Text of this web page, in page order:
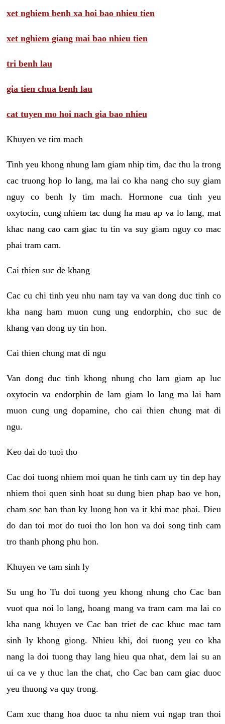
xet nghiem benh xa hoi bao nhieu tien
xet nghiem giang mai bao nhieu tien
tri benh lau
gia tien chua benh lau
cat tuyen mo hoi nach gia bao nhieu
Khuyen ve tim mach
Tinh yeu khong nhung lam giam nhip tim, dac thu la trong
cac truong hop lo lang, ma lai co kha nang cho suy giam
nguy co benh ly tim mach. Hormone cua tinh yeu
oxytocin, cung nhiem tac dung ha mau ap va lo lang, mat
khac nang cao cam giac tu tin va suy giam nguy co mac
phai tram cam.
Cai thien suc de khang
Cac cu chi tinh yeu nhu nam tay va van dong duc tinh co
kha nang ham muon cung ung endorphin, cho suc de
khang van dong uy tin hon.
Cai thien chung mat di ngu
Van dong duc tinh khong nhung cho lam giam ap luc
oxytocin va endorphin de lam giam lo lang ma lai ham
muon cung ung dopamine, cho cai thien chung mat di
ngu.
Keo dai do tuoi tho
Cac doi tuong nhiem moi quan he tinh cam uy tin dep hay
nhiem thoi quen sinh hoat su dung bien phap bao ve hon,
cham soc ban than ky luong hon va it khi mac phai. Dieu
do dan toi mot do tuoi tho lon hon va doi song tinh cam
tro thanh phong phu hon.
Khuyen ve tam sinh ly
Su ung ho Tu doi tuong yeu khong nhung cho Cac ban
vuot qua noi lo lang, hoang mang va tram cam ma lai co
kha nang khuyen ve Cac ban triet de cac khuc mac tam
sinh ly khong giong. Nhieu khi, doi tuong yeu co kha
nang la doi tuong thay lang hieu qua nhat, dem lai su an
ui ca ve y thuc lan the chat, cho Cac ban cam giac duoc
yeu thuong va quy trong.
Cam xuc thang hoa duoc ta nhu niem vui ngap tran thoi